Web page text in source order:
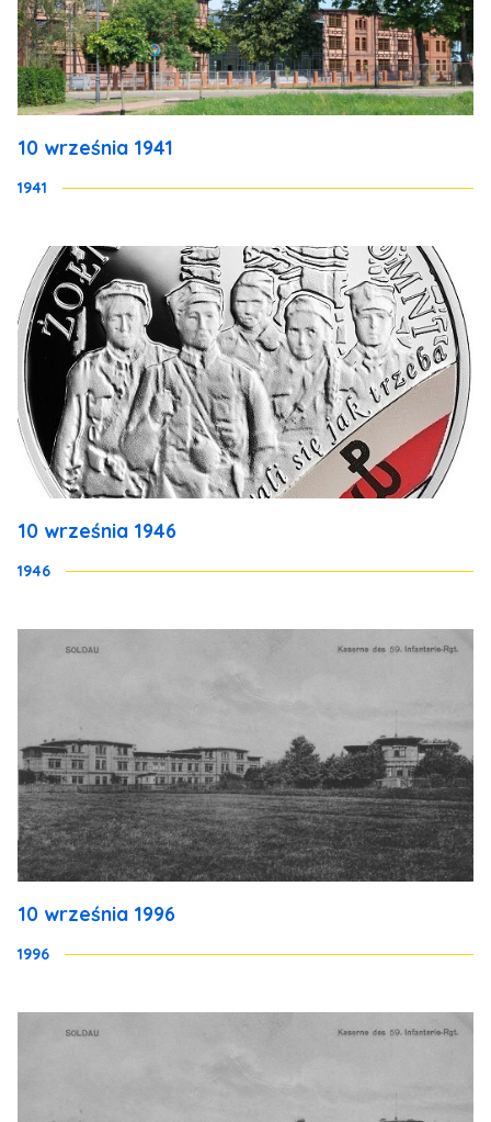
10 września 1941
1941
10 września 1946
1946
10 września 1996
1996